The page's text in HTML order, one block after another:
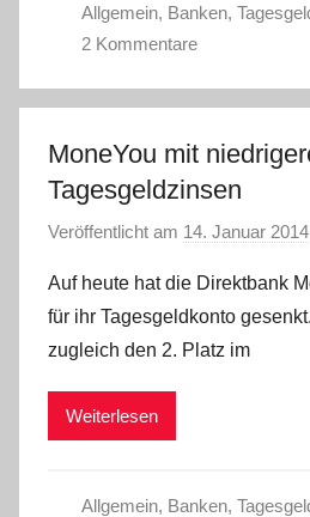
Allgemein, Banken,
2 Kommentare
MoneYou mit
Tagesgeldzinsen
Veröffentlicht am 14. Januar 2014
Auf heute hat die Direktbank
für ihr Tagesgeldkonto
zugleich den 2. Platz im
Weiterlesen
Allgemein, Banken,